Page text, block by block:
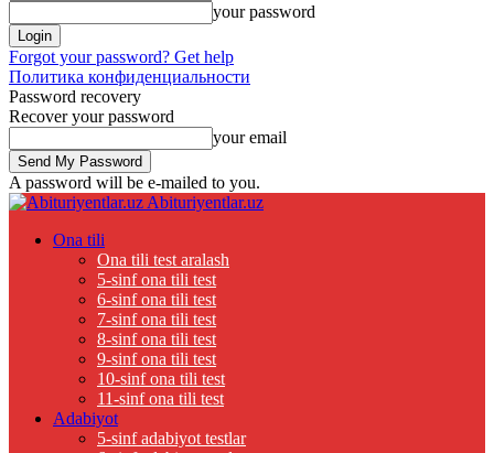
your password
Forgot your password? Get help
Политика конфиденциальности
Password recovery
Recover your password
your email
A password will be e-mailed to you.
Abituriyentlar.uz
Ona tili
Ona tili test aralash
5-sinf ona tili test
6-sinf ona tili test
7-sinf ona tili test
8-sinf ona tili test
9-sinf ona tili test
10-sinf ona tili test
11-sinf ona tili test
Adabiyot
5-sinf adabiyot testlar